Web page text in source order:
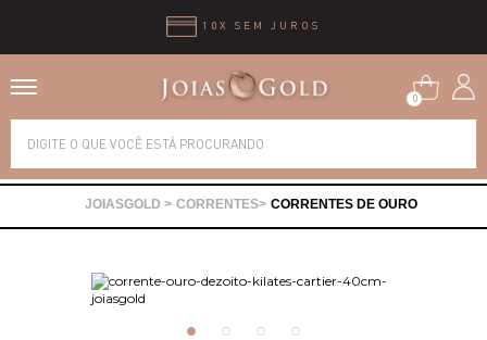
10X SEM JUROS
0
CORRENTES CORRENTES DE OURO
Alianças
Brincos